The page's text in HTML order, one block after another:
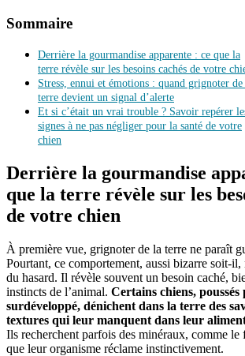
Sommaire
Derrière la gourmandise apparente : ce que la
terre révèle sur les besoins cachés de votre
Stress, ennui et émotions : quand grignoter
terre devient un signal d’alerte
Et si c’était un vrai trouble ? Savoir repérer
signes à ne pas négliger pour la santé de votre
chien
Derrière la gourmandise
que la terre révèle sur les
de votre chien
À première vue, grignoter de la terre ne paraît
Pourtant, ce comportement, aussi bizarre soit-il,
du hasard. Il révèle souvent un besoin caché,
instincts de l’animal. Certains chiens,
surdéveloppé, dénichent dans la terre des
textures qui leur manquent dans leur
Ils recherchent parfois des minéraux, comme le
que leur organisme réclame instinctivement.